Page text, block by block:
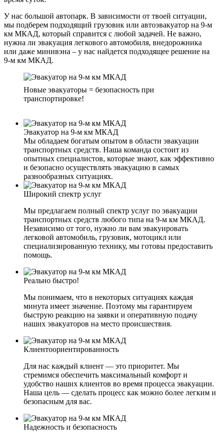
У нас большой автопарк. В зависимости от твоей ситуации,
мы подберем подходящий грузовик или автоэвакуатор на 9-м
км МКАД, который справится с любой задачей. Не важно,
нужна ли эвакуация легкового автомобиля, внедорожника
или даже минивэна – у нас найдется подходящее решение на
9-м км МКАД.
Новые эвакуаторы = безопасность при
транспортировке!
Эвакуатор на 9-м км МКАД
Мы обладаем богатым опытом в области эвакуации
транспортных средств. Наша команда состоит из
опытных специалистов, которые знают, как эффективно
и безопасно осуществлять эвакуацию в самых
разнообразных ситуациях.
Широкий спектр услуг
Мы предлагаем полный спектр услуг по эвакуации
транспортных средств любого типа на 9-м км МКАД.
Независимо от того, нужно ли вам эвакуировать
легковой автомобиль, грузовик, мотоцикл или
специализированную технику, мы готовы предоставить
помощь.
Реально быстро!
Мы понимаем, что в некоторых ситуациях каждая
минута имеет значение. Поэтому мы гарантируем
быструю реакцию на заявки и оперативную подачу
наших эвакуаторов на место происшествия.
Клиентоориентированность
Для нас каждый клиент — это приоритет. Мы
стремимся обеспечить максимальный комфорт и
удобство наших клиентов во время процесса эвакуации.
Наша цель — сделать процесс как можно более легким и
безопасным для вас.
Надежность и безопасность